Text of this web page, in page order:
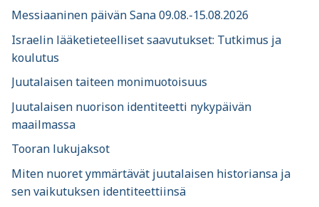
Messiaaninen päivän Sana 09.08.-15.08.2026
Israelin lääketieteelliset saavutukset: Tutkimus ja
koulutus
Juutalaisen taiteen monimuotoisuus
Juutalaisen nuorison identiteetti nykypäivän
maailmassa
Tooran lukujaksot
Miten nuoret ymmärtävät juutalaisen historiansa ja
sen vaikutuksen identiteettiinsä